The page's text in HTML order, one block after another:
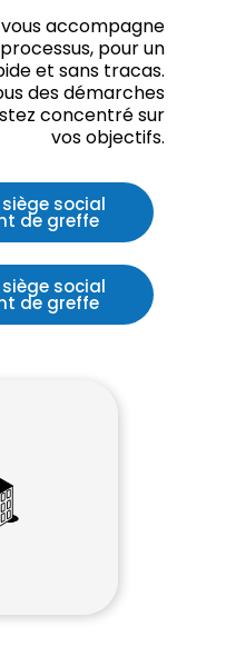
accompagne
pour un
et sans tracas.
des démarches
concentré sur
vos objectifs.
social
de greffe
social
de greffe